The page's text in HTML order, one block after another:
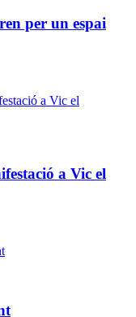
per un espai
a Vic el